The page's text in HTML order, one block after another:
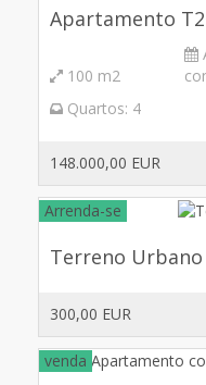
Apartamento
100 m2
Quartos: 4
148.000,00 EUR
Arrenda-se
Terreno Urbano
300,00 EUR
venda